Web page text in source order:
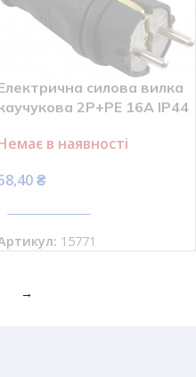
силова вилка
2Р+PE 16А IP44
в наявності
₴
15771
→